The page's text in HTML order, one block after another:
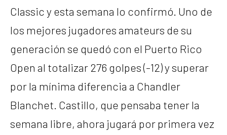
Classic y esta semana lo confirmó. Uno de
los mejores jugadores amateurs de su
generación se quedó con el Puerto Rico
Open al totalizar 276 golpes (-12) y superar
por la mínima diferencia a Chandler
Blanchet. Castillo, que pensaba tener la
semana libre, ahora jugará por primera vez